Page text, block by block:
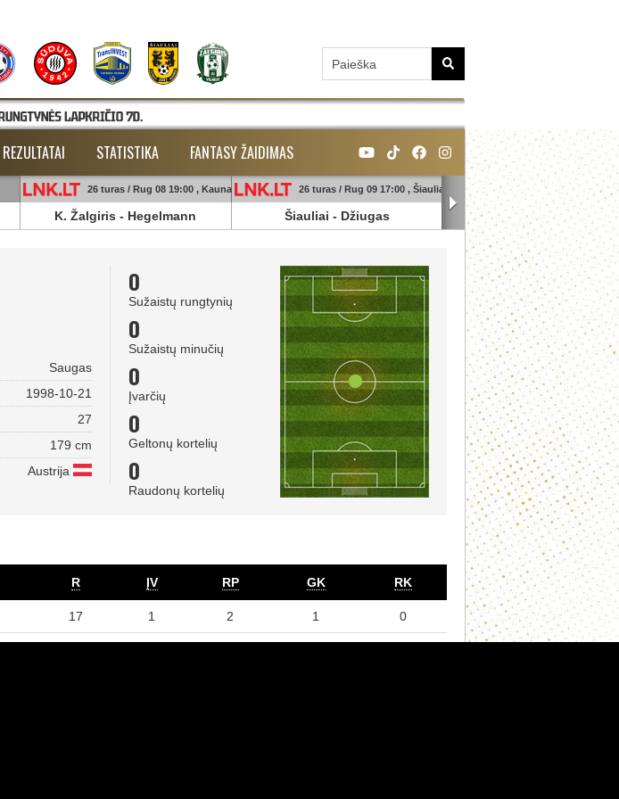
REZULTATAI STATISTIKA FANTASY ŽAIDIMAS
26 turas / Rug 08 19:00 , Kaunas
K. Žalgiris - Hegelmann
26 turas / Rug 09 17:00 , Šiauliai
Šiauliai - Džiugas
26 turas / Rug 09 18:45 ,
Banga Sūduva
Saugas
1998-10-21
27
179 cm
Austrija
0
Sužaistų rungtynių
0
Sužaistų minučių
0
Įvarčių
0
Geltonų kortelių
0
Raudonų kortelių
R ĮV RP GK RK
17 1 2 1 0